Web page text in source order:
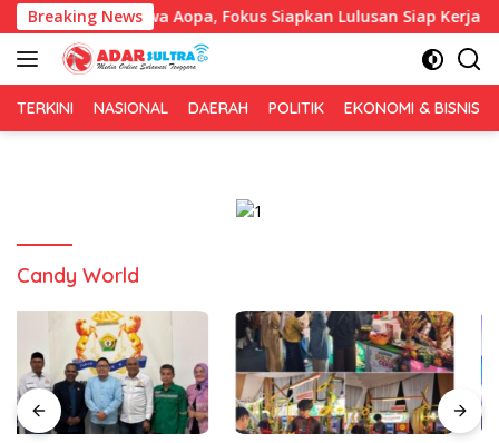
Langsung
ke
konten
Breaking News
IAI Rawa Aopa, Fokus Siapkan Lulusan Siap Kerja dan
TERKINI NASIONAL DAERAH POLITIK EKONOMI & BISNIS
Candy World